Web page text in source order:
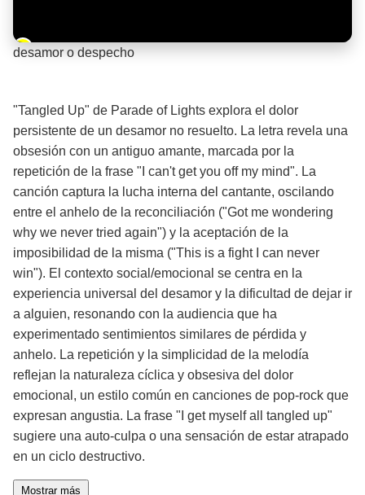
Barra de progreso de la reproducción
desamor o despecho
"Tangled Up" de Parade of Lights explora el dolor
persistente de un desamor no resuelto. La letra revela una
obsesión con un antiguo amante, marcada por la
repetición de la frase "I can't get you off my mind". La
canción captura la lucha interna del cantante, oscilando
entre el anhelo de la reconciliación ("Got me wondering
why we never tried again") y la aceptación de la
imposibilidad de la misma ("This is a fight I can never
win"). El contexto social/emocional se centra en la
experiencia universal del desamor y la dificultad de dejar ir
a alguien, resonando con la audiencia que ha
experimentado sentimientos similares de pérdida y
anhelo. La repetición y la simplicidad de la melodía
reflejan la naturaleza cíclica y obsesiva del dolor
emocional, un estilo común en canciones de pop-rock que
expresan angustia. La frase "I get myself all tangled up"
sugiere una auto-culpa o una sensación de estar atrapado
en un ciclo destructivo.